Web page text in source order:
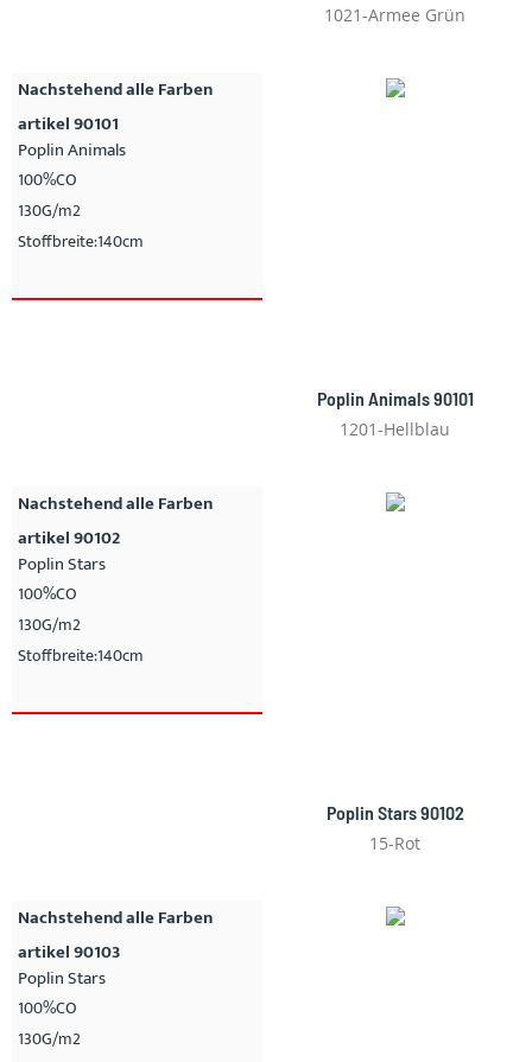
1021-Armee Grün
Nachstehend alle Farben
artikel 90101
Poplin Animals
100%CO
130G/m2
Stoffbreite:140cm
Poplin Animals 90101
1201-Hellblau
Nachstehend alle Farben
artikel 90102
Poplin Stars
100%CO
130G/m2
Stoffbreite:140cm
Poplin Stars 90102
15-Rot
Nachstehend alle Farben
artikel 90103
Poplin Stars
100%CO
130G/m2